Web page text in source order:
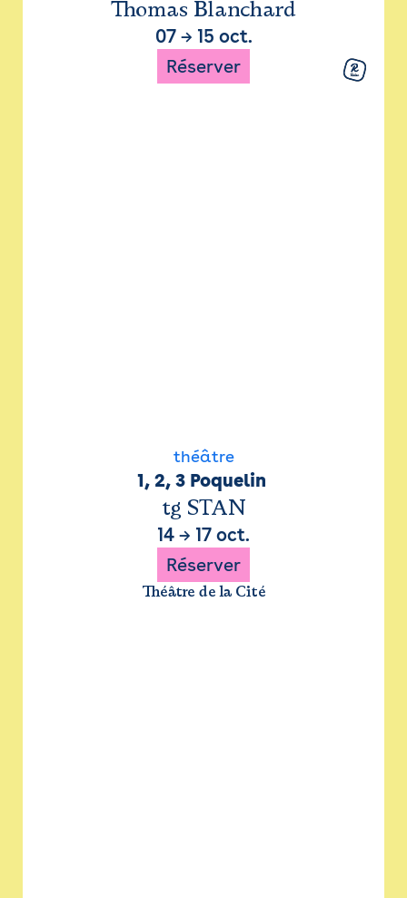
Thomas Blanchard
07→ 15 oct.
Réserver
théâtre
1, 2, 3 Poquelin
tg STAN
14 → 17 oct.
Réserver
Théâtre de la Cité